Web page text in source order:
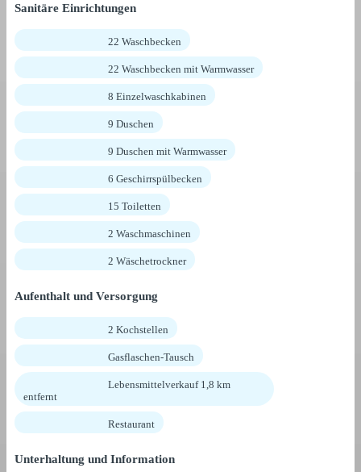
Sanitäre Einrichtungen
22 Waschbecken
22 Waschbecken mit Warmwasser
8 Einzelwaschkabinen
9 Duschen
9 Duschen mit Warmwasser
6 Geschirrspülbecken
15 Toiletten
2 Waschmaschinen
2 Wäschetrockner
Aufenthalt und Versorgung
2 Kochstellen
Gasflaschen-Tausch
Lebensmittelverkauf 1,8 km
entfernt
Restaurant
Unterhaltung und Information